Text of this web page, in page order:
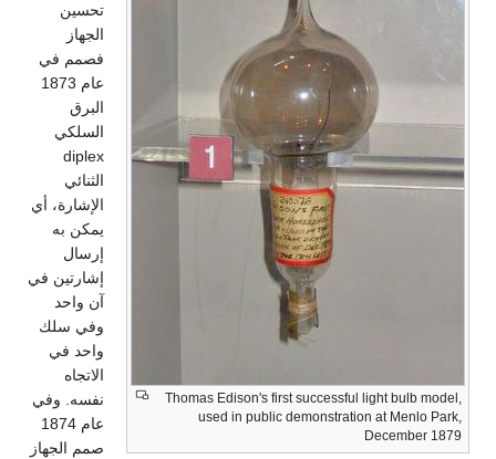
Thomas Edison's first successful light bulb model,
used in public demonstration at Menlo Park,
December 1879
تحسين
الجهاز
فصمم في
عام 1873
البرق
السلكي
diplex
الثنائي
الإشارة، أي
يمكن به
إرسال
إشارتين في
آن واحد
وفي سلك
واحد في
الاتجاه
نفسه. وفي
عام 1874
صمم الجهاز